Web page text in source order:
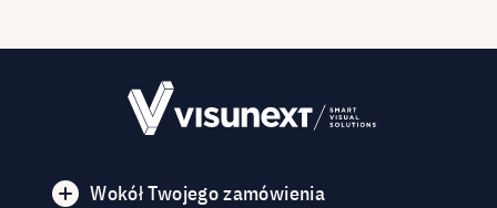
Wokół Twojego zamówienia